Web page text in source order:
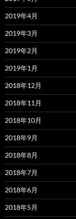
2019年4月
2019年3月
2019年2月
2019年1月
2018年12月
2018年11月
2018年10月
2018年9月
2018年8月
2018年7月
2018年6月
2018年5月